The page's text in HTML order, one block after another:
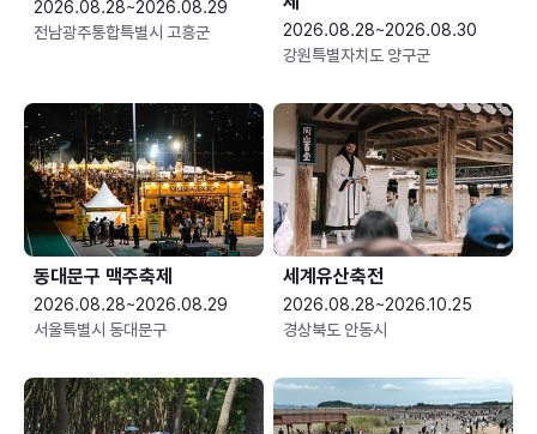
2026.08.28~2026.08.29
전남광주통합특별시 고흥군
2026.08.28~2026.08.30
강원특별자치도 양구군
동대문구 맥주축제
2026.08.28~2026.08.29
서울특별시 동대문구
세계유산축전
2026.08.28~2026.10.25
경상북도 안동시